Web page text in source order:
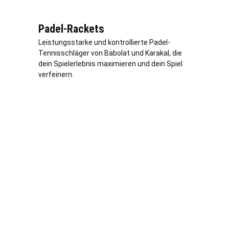
Padel-Rackets
Leistungsstarke und kontrollierte Padel-
Tennisschläger von Babolat und Karakal, die
dein Spielerlebnis maximieren und dein Spiel
verfeinern.